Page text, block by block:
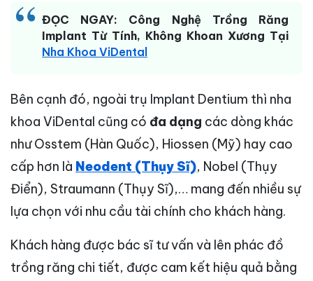
ĐỌC NGAY: Công Nghệ Trồng Răng
Implant Từ Tính, Không Khoan Xương Tại
Nha Khoa ViDental
Bên cạnh đó, ngoài trụ Implant Dentium thì nha
khoa ViDental cũng có đa dạng các dòng khác
như Osstem (Hàn Quốc), Hiossen (Mỹ) hay cao
cấp hơn là Neodent (Thụy Sĩ), Nobel (Thụy
Điển), Straumann (Thụy Sĩ),… mang đến nhiều sự
lựa chọn với nhu cầu tài chính cho khách hàng.
Khách hàng được bác sĩ tư vấn và lên phác đồ
trồng răng chi tiết, được cam kết hiệu quả bằng